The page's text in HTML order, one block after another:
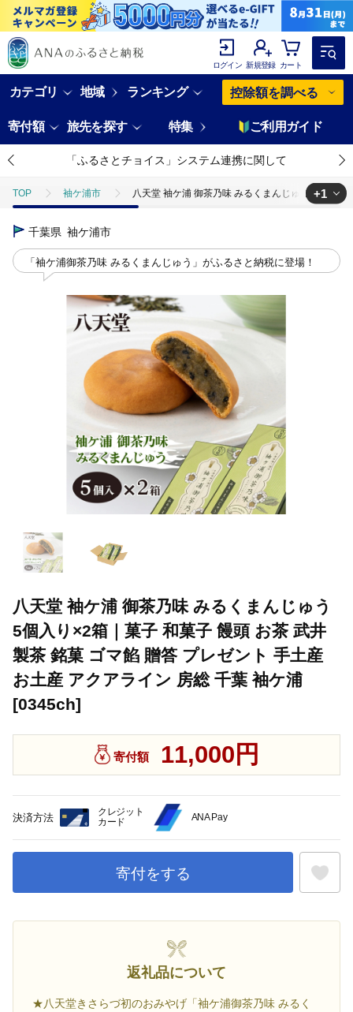
ログイン 新規登録 カート
カテゴリ 地域 ランキング 控除額を調べる
寄付額 旅先を探す 特集 ご利用ガイド
「ふるさとチョイス」システム連携に関して
TOP 袖ケ浦市
八天堂 袖ケ浦 御茶乃味 みるくまんじゅう 5個入り
+1
「袖ケ浦御茶乃味 みるくまんじゅう」がふるさと納税に登場！
千葉県 袖ケ浦市
八天堂 袖ケ浦 御茶乃味 みるくまんじゅう
5個入り×2箱｜菓子 和菓子 饅頭 お茶 武井
製茶 銘菓 ゴマ餡 贈答 プレゼント 手土産
お土産 アクアライン 房総 千葉 袖ケ浦
[0345ch]
寄付額 11,000円
決済方法
クレジット
カード
ANA Pay
寄付をする
返礼品について
★八天堂きさらづ初のおみやげ「袖ケ浦御茶乃味 みるく